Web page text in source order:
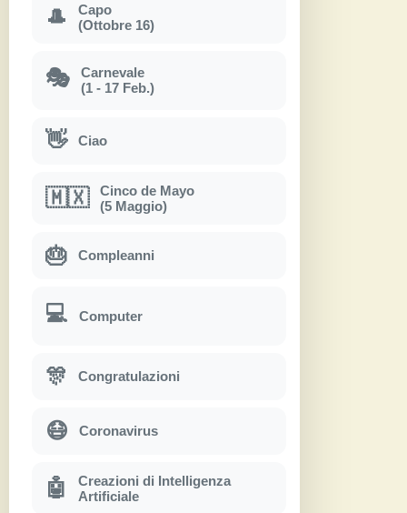
🎩
Capo
(Ottobre 16)
🎭
Carnevale
(1 - 17 Feb.)
👋 Ciao
🇲🇽
Cinco de Mayo
(5 Maggio)
🎂 Compleanni
💻 Computer
🎊 Congratulazioni
😷 Coronavirus
🤖
Creazioni di Intelligenza
Artificiale